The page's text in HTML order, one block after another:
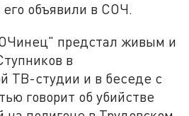
объявили в СОЧ.
предстал живым и
в
ТВ-студии и в беседе с
говорит об убийстве